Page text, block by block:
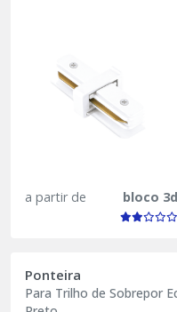
a partir de bloco 3d
Ponteira
Para Trilho de Sobrepor